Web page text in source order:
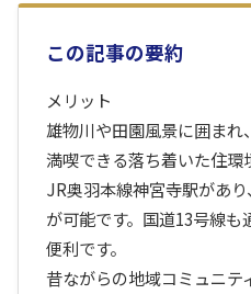
この記事の要約
メリット
雄物川や田園風景に囲ま
満喫できる落ち着いた住環
JR奥羽本線神宮寺駅があ
が可能です。国道13号線も
便利です。
昔ながらの地域コミュニテ